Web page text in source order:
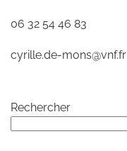
06 32 54 46 83
cyrille.de-mons@vnf.fr
Rechercher